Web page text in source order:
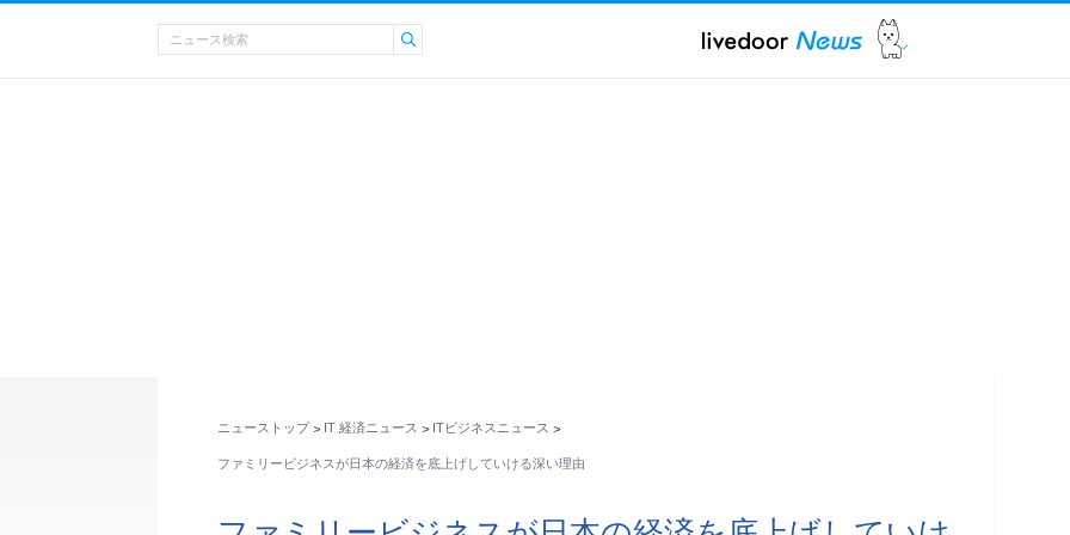
ニューストップ > IT 経済ニュース > ITビジネスニュース >
ファミリービジネスが日本の経済を底上げしていける深い理由